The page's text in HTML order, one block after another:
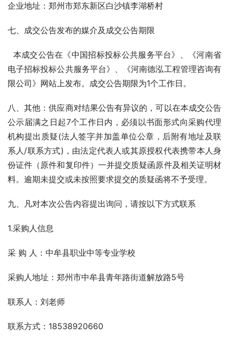
企业地址：郑州市郑东新区白沙镇李湖桥村
七、成交公告发布的媒介及成交公告期限
本成交公告在《中国招标投标公共服务平台》、《河南省
电子招标投标公共服务平台》、《河南德泓工程管理咨询有
限公司》网站上发布。成交公告期限为1个工作日。
八、其他：供应商对结果公告有异议的，可以在本成交公告
公示届满之日起7个工作日内，必须以书面形式向采购代理
机构提出质疑(法人签字并加盖单位公章，后附有地址及联
系人/联系方式)，由法定代表人或其原授权代表携带本人身
份证件（原件和复印件）一并提交质疑函原件及相关证明材
料。逾期未提交或未按照要求提交的质疑函将不予受理。
九、凡对本次公告内容提出询问，请按以下方式联系
1.采购人信息
采 购 人：中牟县职业中等专业学校
采购人地址：郑州市中牟县青年路街道解放路5号
联系人：刘老师
联系方式：18538920660